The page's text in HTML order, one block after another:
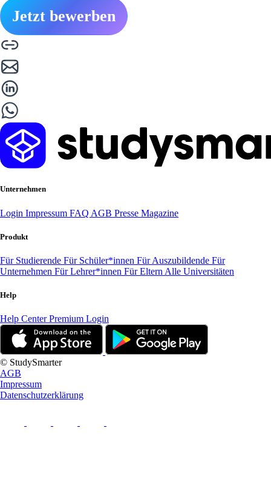
Jetzt bewerben
Unternehmen
Login Impressum FAQ AGB Presse Magazine
Produkt
Für Studierende Für Schüler*innen Für Auszubildende Für
Unternehmen Für Lehrer*innen Für Eltern Alle Universitäten
Help
Help CenterPremium Login
© StudySmarter
AGB
Impressum
Datenschutzerklärung